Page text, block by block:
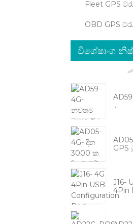
Fleet GPS
OBD GPS
විශේෂාංග
...
GPS
J16-
4Pin